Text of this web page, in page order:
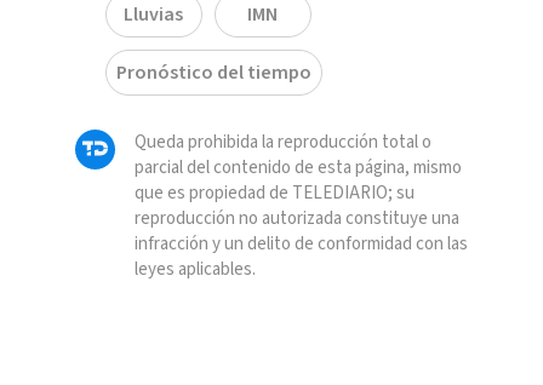
Lluvias IMN
Pronóstico del tiempo
Queda prohibida la reproducción total o
parcial del contenido de esta página, mismo
que es propiedad de TELEDIARIO; su
reproducción no autorizada constituye una
infracción y un delito de conformidad con las
leyes aplicables.